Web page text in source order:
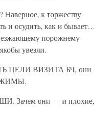
к торжеству
и осудить, как и бывает…
порожнему
увезли.
ЦЕЛИ ВИЗИТА БЧ, они
Зачем они — и плохие,